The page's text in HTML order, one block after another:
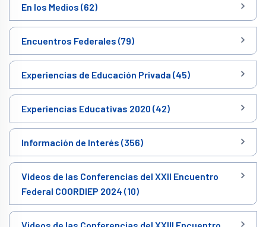
En los Medios (62)
Encuentros Federales (79)
Experiencias de Educación Privada (45)
Experiencias Educativas 2020 (42)
Información de Interés (356)
Videos de las Conferencias del XXII Encuentro
Federal COORDIEP 2024 (10)